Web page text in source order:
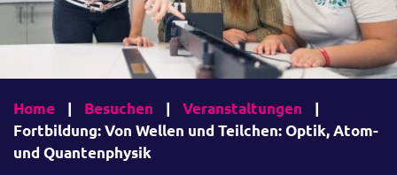
Home | Besuchen | Veranstaltungen
|
Fortbildung: Von Wellen und Teilchen: Optik, Atom-
und Quantenphysik